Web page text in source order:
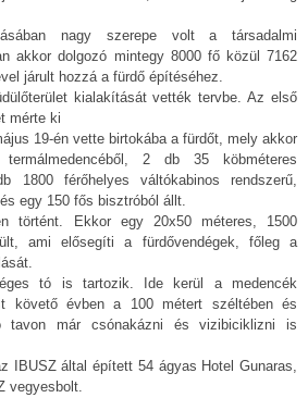
nagy szerepe volt a társadalmi
akkor dolgozó mintegy 8000 fő közül 7162
járult hozzá a fürdő építéséhez.
kialakítását vették tervbe. Az első
mérte ki
19-én vette birtokába a fürdőt, mely akkor
2 db 35 köbméteres
1800 férőhelyes váltókabinos rendszerű,
egy 150 fős bisztróból állt.
történt. Ekkor egy 20x50 méteres, 1500
ami elősegíti a fürdővendégek, főleg a
tó is tartozik. Ide kerül a medencék
követő évben a 100 métert széltében és
tavon már csónakázni és vizibiciklizni is
IBUSZ által épített 54 ágyas Hotel Gunaras,
vegyesbolt.